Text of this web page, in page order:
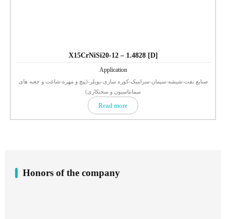
X15CrNiSi20-12 – 1.4828 [D]
Application
صنایع نفت-شیشه-سیمان-سرامیک-کوره سازی-بویلر-(پیچ و مهره-شاغت و جعبه های
سمانتاسیون و سختکاری)
Read more
Honors of the company